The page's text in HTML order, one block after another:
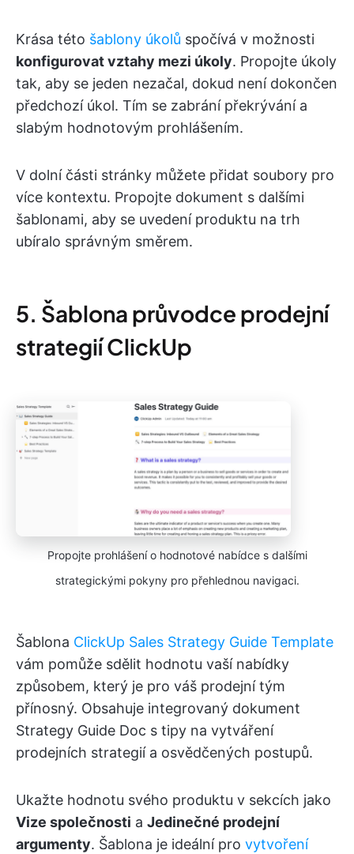
Krása této šablony úkolů spočívá v možnosti
konfigurovat vztahy mezi úkoly. Propojte úkoly
tak, aby se jeden nezačal, dokud není dokončen
předchozí úkol. Tím se zabrání překrývání a
slabým hodnotovým prohlášením.
V dolní části stránky můžete přidat soubory pro
více kontextu. Propojte dokument s dalšími
šablonami, aby se uvedení produktu na trh
ubíralo správným směrem.
5. Šablona průvodce prodejní
strategií ClickUp
Propojte prohlášení o hodnotové nabídce s dalšími
strategickými pokyny pro přehlednou navigaci.
Šablona ClickUp Sales Strategy Guide Template
vám pomůže sdělit hodnotu vaší nabídky
způsobem, který je pro váš prodejní tým
přínosný. Obsahuje integrovaný dokument
Strategy Guide Doc s tipy na vytváření
prodejních strategií a osvědčených postupů.
Ukažte hodnotu svého produktu v sekcích jako
Vize společnosti a Jedinečné prodejní
argumenty. Šablona je ideální pro vytvoření